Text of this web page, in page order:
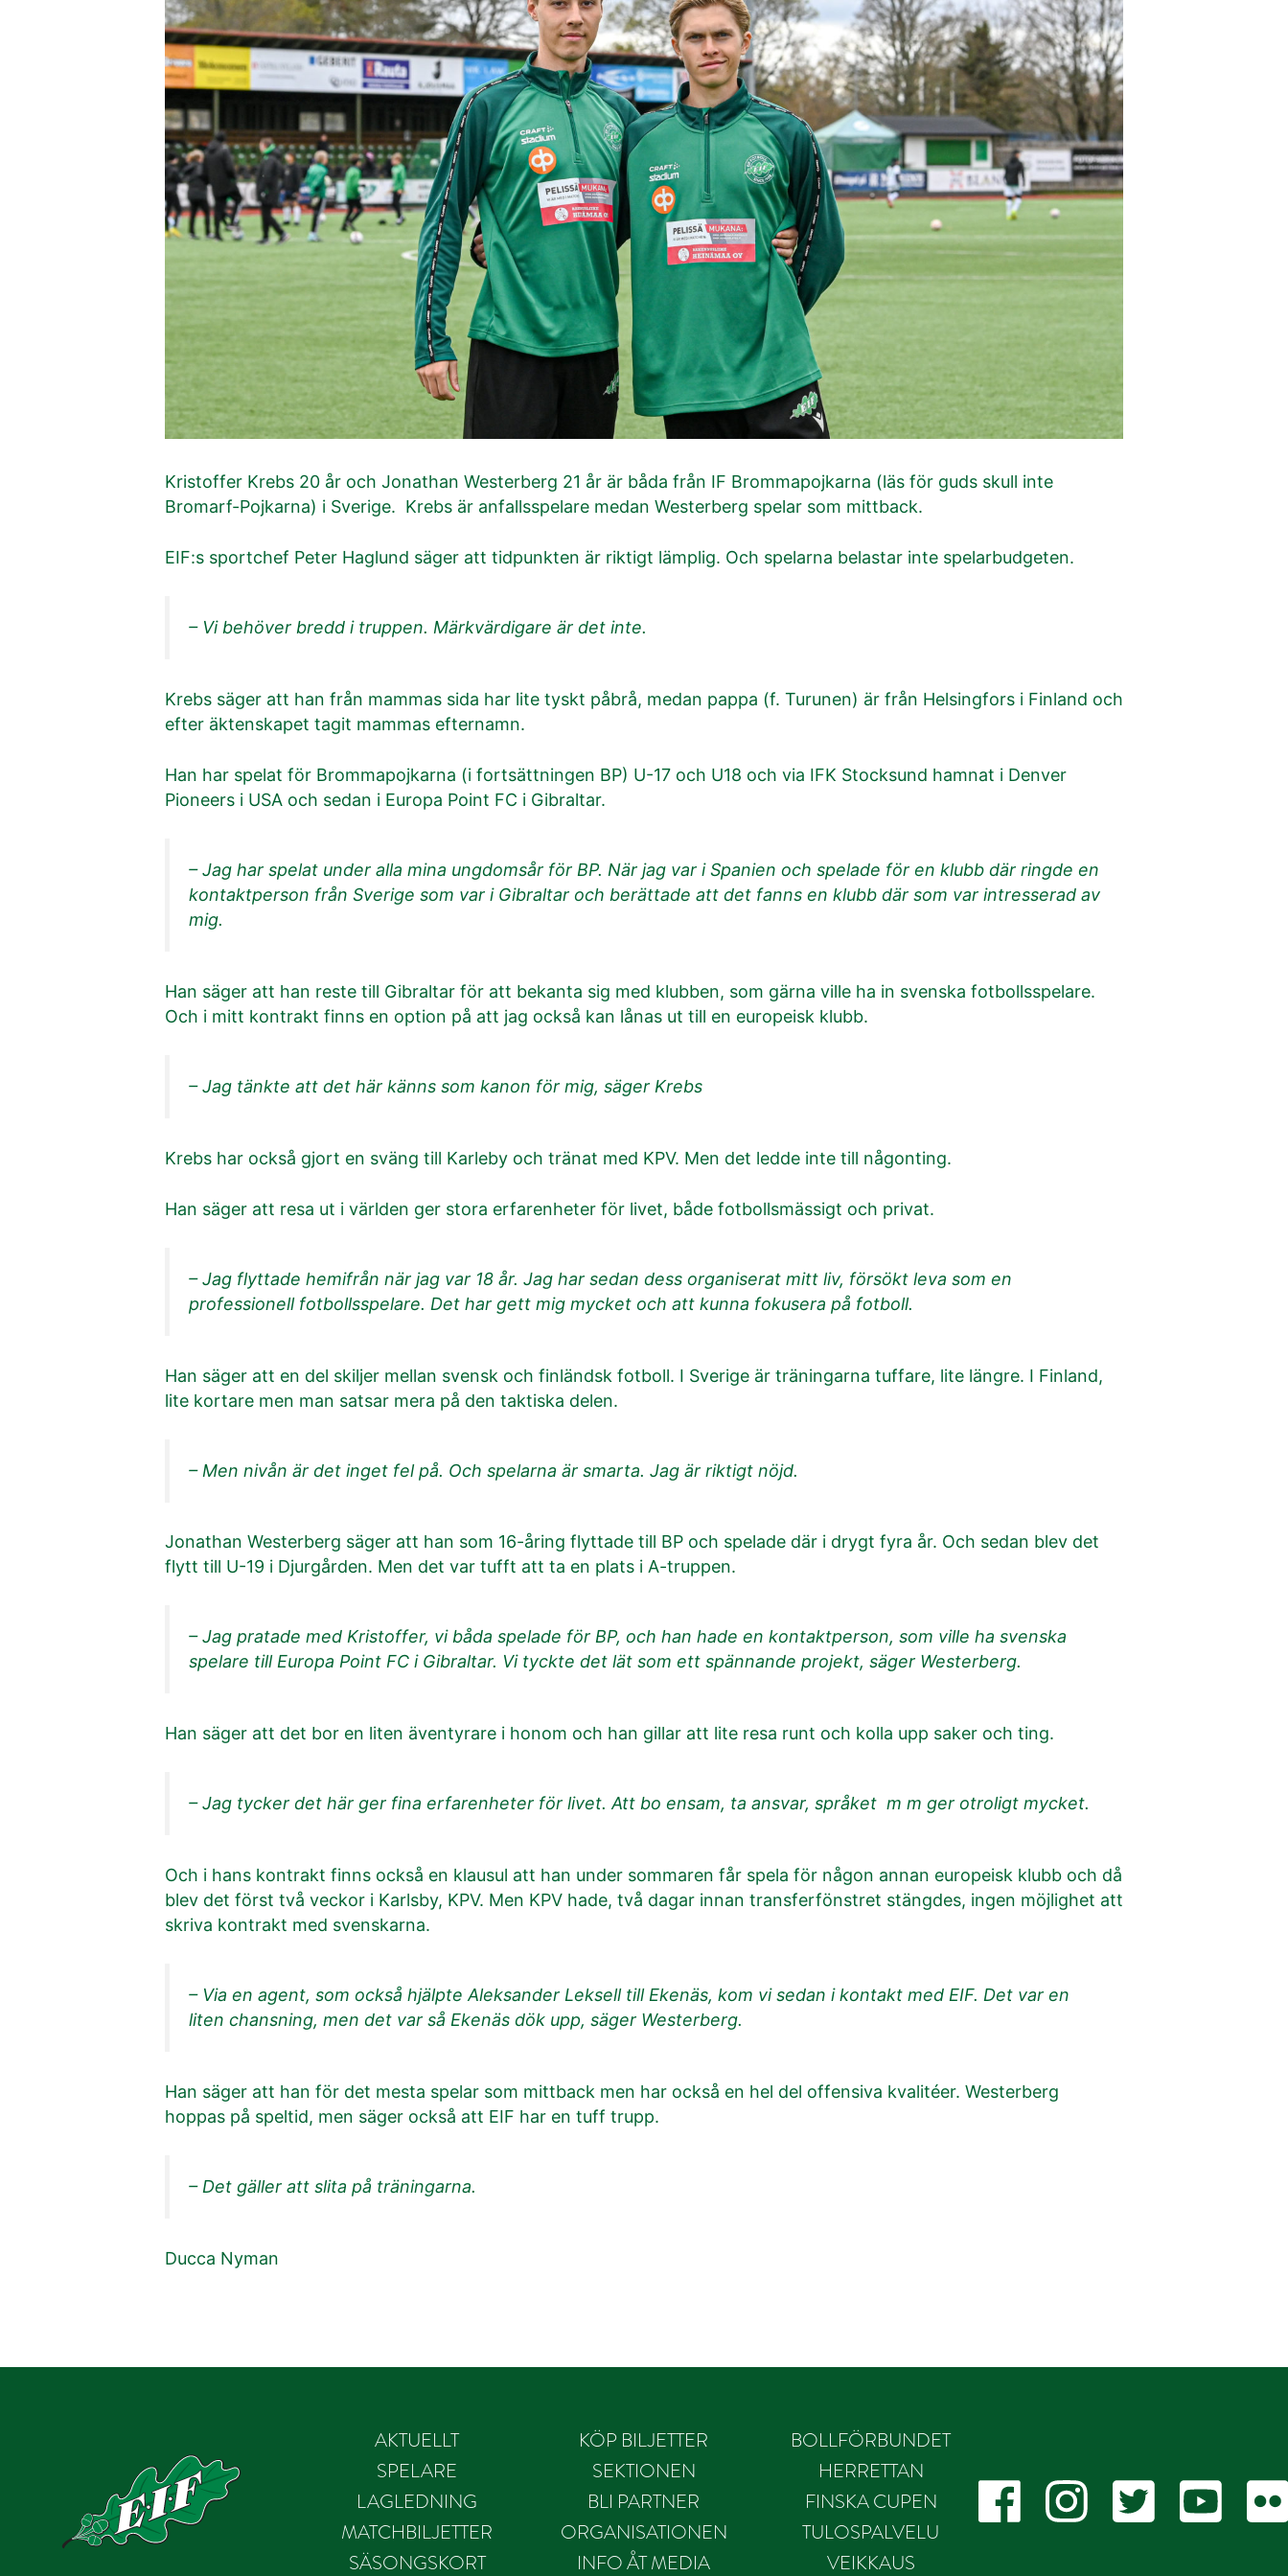
Kristoffer Krebs 20 år och Jonathan Westerberg 21 år är båda från IF Brommapojkarna (läs för guds skull inte
Bromarf-Pojkarna) i Sverige. Krebs är anfallsspelare medan Westerberg spelar som mittback.
EIF:s sportchef Peter Haglund säger att tidpunkten är riktigt lämplig. Och spelarna belastar inte spelarbudgeten.
– Vi behöver bredd i truppen. Märkvärdigare är det inte.
Krebs säger att han från mammas sida har lite tyskt påbrå, medan pappa (f. Turunen) är från Helsingfors i Finland och
efter äktenskapet tagit mammas efternamn.
Han har spelat för Brommapojkarna (i fortsättningen BP) U-17 och U18 och via IFK Stocksund hamnat i Denver
Pioneers i USA och sedan i Europa Point FC i Gibraltar.
– Jag har spelat under alla mina ungdomsår för BP. När jag var i Spanien och spelade för en klubb där ringde en
kontaktperson från Sverige som var i Gibraltar och berättade att det fanns en klubb där som var intresserad av
mig.
Han säger att han reste till Gibraltar för att bekanta sig med klubben, som gärna ville ha in svenska fotbollsspelare.
Och i mitt kontrakt finns en option på att jag också kan lånas ut till en europeisk klubb.
– Jag tänkte att det här känns som kanon för mig, säger Krebs
Krebs har också gjort en sväng till Karleby och tränat med KPV. Men det ledde inte till någonting.
Han säger att resa ut i världen ger stora erfarenheter för livet, både fotbollsmässigt och privat.
– Jag flyttade hemifrån när jag var 18 år. Jag har sedan dess organiserat mitt liv, försökt leva som en
professionell fotbollsspelare. Det har gett mig mycket och att kunna fokusera på fotboll.
Han säger att en del skiljer mellan svensk och finländsk fotboll. I Sverige är träningarna tuffare, lite längre. I Finland,
lite kortare men man satsar mera på den taktiska delen.
– Men nivån är det inget fel på. Och spelarna är smarta. Jag är riktigt nöjd.
Jonathan Westerberg säger att han som 16-åring flyttade till BP och spelade där i drygt fyra år. Och sedan blev det
flytt till U-19 i Djurgården. Men det var tufft att ta en plats i A-truppen.
– Jag pratade med Kristoffer, vi båda spelade för BP, och han hade en kontaktperson, som ville ha svenska
spelare till Europa Point FC i Gibraltar. Vi tyckte det lät som ett spännande projekt, säger Westerberg.
Han säger att det bor en liten äventyrare i honom och han gillar att lite resa runt och kolla upp saker och ting.
– Jag tycker det här ger fina erfarenheter för livet. Att bo ensam, ta ansvar, språket m m ger otroligt mycket.
Och i hans kontrakt finns också en klausul att han under sommaren får spela för någon annan europeisk klubb och då
blev det först två veckor i Karlsby, KPV. Men KPV hade, två dagar innan transferfönstret stängdes, ingen möjlighet att
skriva kontrakt med svenskarna.
– Via en agent, som också hjälpte Aleksander Leksell till Ekenäs, kom vi sedan i kontakt med EIF. Det var en
liten chansning, men det var så Ekenäs dök upp, säger Westerberg.
Han säger att han för det mesta spelar som mittback men har också en hel del offensiva kvalitéer. Westerberg
hoppas på speltid, men säger också att EIF har en tuff trupp.
– Det gäller att slita på träningarna.
Ducca Nyman
AKTUELLT
SPELARE
LAGLEDNING
MATCHBILJETTER
SÄSONGSKORT
KÖP BILJETTER
SEKTIONEN
BLI PARTNER
ORGANISATIONEN
INFO ÅT MEDIA
BOLLFÖRBUNDET
HERRETTAN
FINSKA CUPEN
TULOSPALVELU
VEIKKAUS